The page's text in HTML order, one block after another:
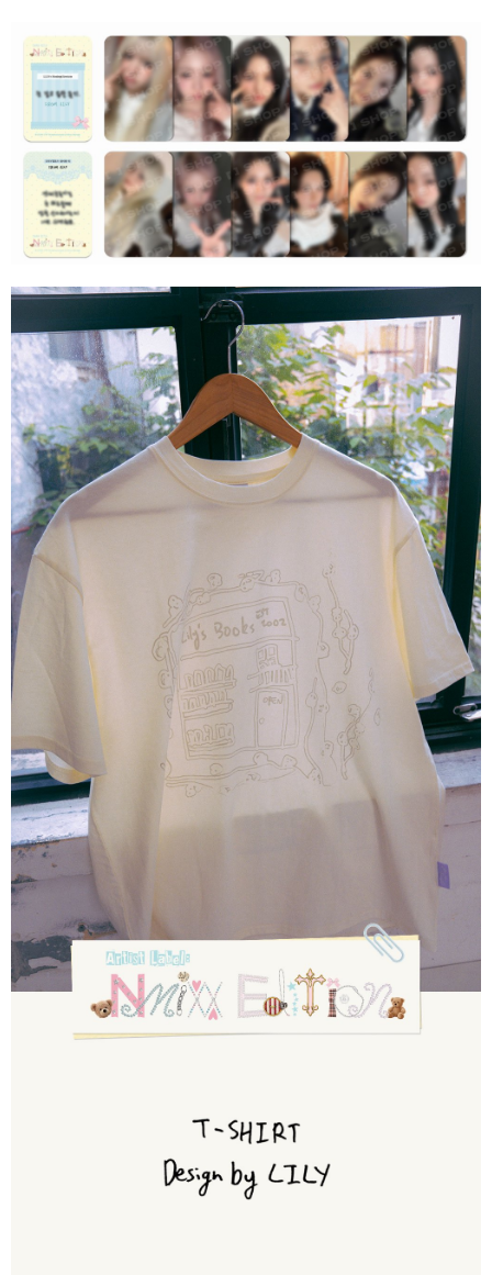
https://aftee.tw/terms/#terms3
３．未成年的使用者請事先徵得法定代理人或監護人之同意方可使用
「AFTEE先享後付」，若未經同意申辦者引起之損失，本公司不負相關責
任。
４．使用「AFTEE先享後付」時，將依據個別帳號之用戶狀況，依本公司即
時審查核予不同之上限額度；若仍有額度不足之情形，本公司將視審查結果
請求用戶進行身份認證。
５．嚴禁一人註冊多個帳號或使用他人資訊註冊。若發現惡意使用之情形，
恩沛科技股份有限公司將有權停止該用戶之使用額度並採取法律行動。
每筆NT$200
付款後門市自取
免運費
亞洲國家/地區配送 查看運費
北美國家/地區配送 查看運費
歐洲國家/地區配送 查看運費